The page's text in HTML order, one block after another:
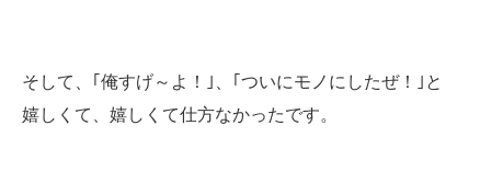
そして、｢俺すげ～よ！｣、｢ついにモノにしたぜ！｣と
嬉しくて、嬉しくて仕方なかったです。